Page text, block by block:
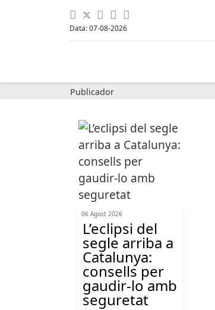
Data: 07-08-2026
Publicador
06 Agost 2026
L’eclipsi del
segle arriba a
Catalunya:
consells per
gaudir-lo amb
seguretat